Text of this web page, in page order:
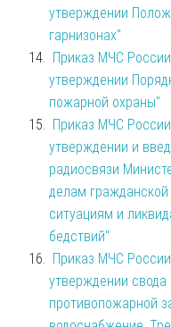
утверждении
гарнизонах"
Приказ МЧС
утверждении
пожарной охраны"
Приказ МЧС
утверждении и
радиосвязи
делам
ситуациям и
бедствий"
Приказ МЧС
утверждении
противопожарной